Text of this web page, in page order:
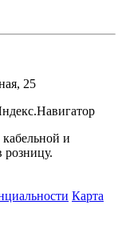
25
и
розницу.
Карта